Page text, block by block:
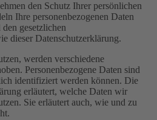
den Schutz Ihrer persönlichen
Ihre personenbezogenen Daten
gesetzlichen
dieser Datenschutzerklärung.
werden verschiedene
Personenbezogene Daten sind
identifiziert werden können. Die
erläutert, welche Daten wir
Sie erläutert auch, wie und zu